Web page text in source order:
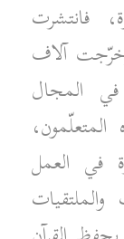
فانتشرت
آلاف
المجال
في العمل
والملتقيات